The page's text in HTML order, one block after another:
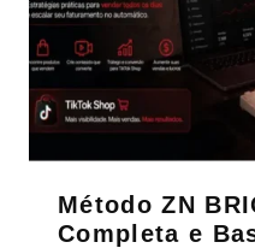
Método ZN
Completa e